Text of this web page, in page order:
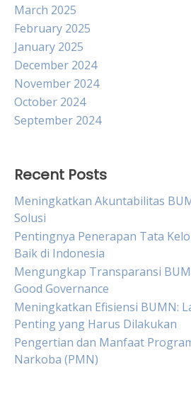
March 2025
February 2025
January 2025
December 2024
November 2024
October 2024
September 2024
Recent Posts
Meningkatkan Akuntabilitas
Solusi
Pentingnya Penerapan Tata
Baik di Indonesia
Mengungkap Transparansi
Good Governance
Meningkatkan Efisiensi BUMN:
Penting yang Harus Dilakukan
Pengertian dan Manfaat
Narkoba (PMN)